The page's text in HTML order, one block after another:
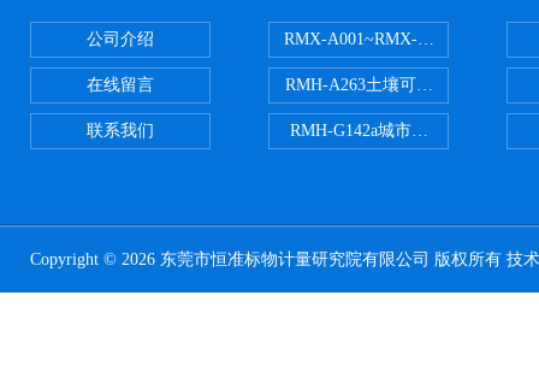
公司介绍
在线留言
联系我们
RMX-A001~RMX-A002丙烯酸涂
RMH-A263土壤可交换酸度分析标
RMH-G142a城市污水处理污泥中
Copyright © 2026 东莞市恒准标物计量研究院有限公司 版权所有 技